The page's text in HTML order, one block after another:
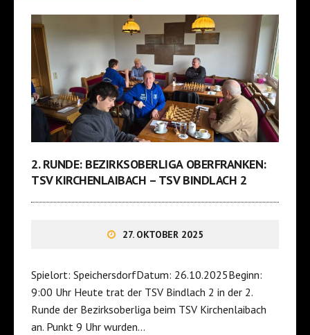
2. RUNDE: BEZIRKSOBERLIGA OBERFRANKEN:
TSV KIRCHENLAIBACH – TSV BINDLACH 2
27. OKTOBER 2025
Spielort: SpeichersdorfDatum: 26.10.2025Beginn:
9:00 Uhr Heute trat der TSV Bindlach 2 in der 2.
Runde der Bezirksoberliga beim TSV Kirchenlaibach
an. Punkt 9 Uhr wurden…